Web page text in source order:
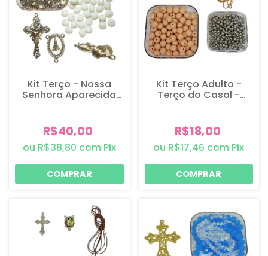
Kit Terço - Nossa
Senhora Aparecida
com Strass - Níquel -
R$40,00
R$38,80 com Pix
Kit Terço Adulto -
Terço do Casal -
Níquel - 1 Kit
R$18,00
R$17,46 com Pix